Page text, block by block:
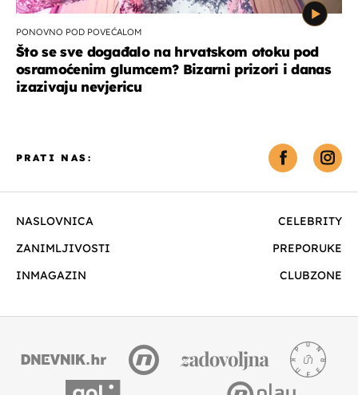
PONOVNO POD POVEĆALOM
Što se sve događalo na hrvatskom otoku pod
osramoćenim glumcem? Bizarni prizori i danas
izazivaju nevjericu
NASLOVNICA
CELEBRITY
ZANIMLJIVOSTI
PREPORUKE
INMAGAZIN
CLUBZONE
PRATI NAS: